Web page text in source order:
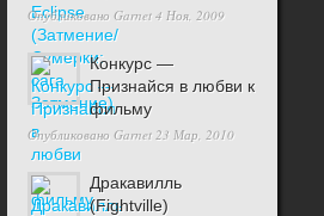
Опубликовано Garnet4 Ноя, 2009
Конкурс —
Признайся в любви к
фильму
Опубликовано Garnet23 Мар, 2010
Дракавилль
(Fightville)